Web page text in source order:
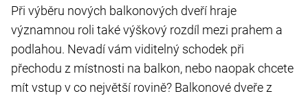
Při výběru nových balkonových dveří hraje
významnou roli také výškový rozdíl mezi prahem a
podlahou. Nevadí vám viditelný schodek při
přechodu z místnosti na balkon, nebo naopak chcete
mít vstup v co největší rovině? Balkonové dveře z